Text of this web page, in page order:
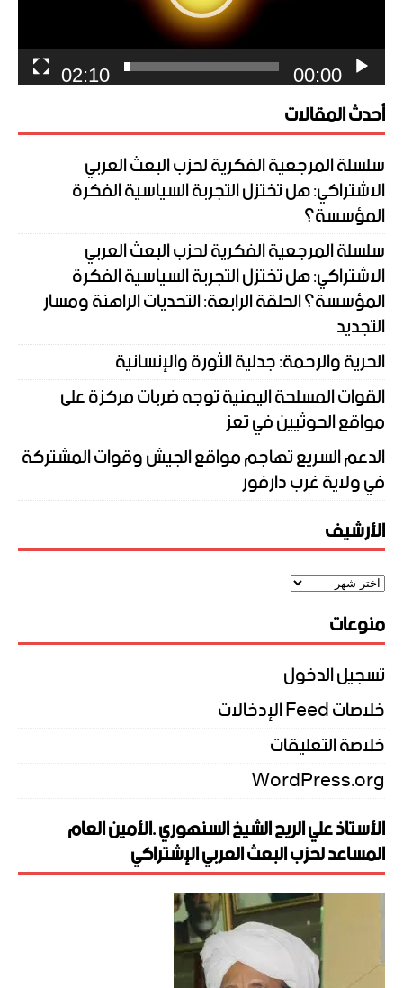
00:00
02:10
أحدث المقالات
سلسلة المرجعية الفكرية لحزب البعث العربي
الاشتراكي: هل تختزل التجربة السياسية الفكرة
المؤسسة؟
سلسلة المرجعية الفكرية لحزب البعث العربي
الاشتراكي: هل تختزل التجربة السياسية الفكرة
المؤسسة؟ الحلقة الرابعة: التحديات الراهنة ومسار
التجديد
الحرية والرحمة: جدلية الثورة والإنسانية
القوات المسلحة اليمنية توجه ضربات مركزة على
مواقع الحوثيين في تعز
الدعم السريع تهاجم مواقع الجيش وقوات المشتركة
في ولاية غرب دارفور
الأرشيف
منوعات
تسجيل الدخول
خلاصات Feed الإدخالات
خلاصة التعليقات
WordPress.org
الأستاذ علي الريح الشيخ السنهوري .الأمين العام
المساعد لحزب البعث العربي الإشتراكي